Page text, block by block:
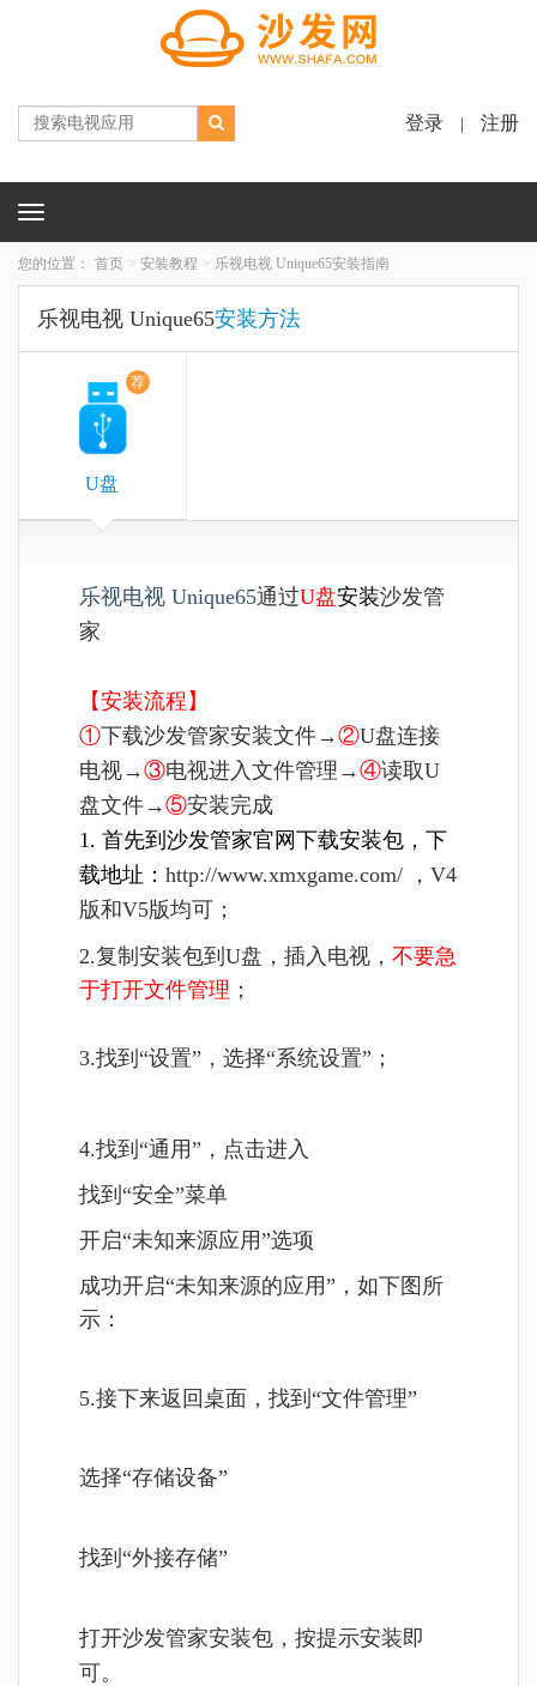
登录 注册
Toggle
您的位置： 首页 安装教程 乐视电视 Unique65安装指南
乐视电视 Unique65安装方法
荐
U盘
乐视电视 Unique65通过U盘安装沙发管
家
【安装流程】
①下载沙发管家安装文件→②U盘连接
电视→③电视进入文件管理→④读取U
盘文件→⑤安装完成
1. 首先到沙发管家官网下载安装包，下
载地址： http://www.xmxgame.com/ ，V4
版和V5版均可；
2.复制安装包到U盘，插入电视， 不要急
于打开文件管理 ；
3.找到“设置”，选择“系统设置”；
4.找到“通用”，点击进入
找到“安全”菜单
开启“未知来源应用”选项
成功开启“未知来源的应用”，如下图所
示：
5.接下来返回桌面，找到“文件管理”
选择“存储设备”
找到“外接存储”
打开沙发管家安装包，按提示安装即
可。